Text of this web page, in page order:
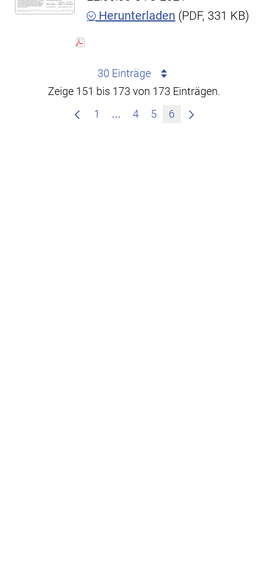
Herunterladen (PDF, 331 KB)
30 Einträge
Zeige 151 bis 173 von 173 Einträgen.
1
... Zwischenseiten Navigieren
4 5 6